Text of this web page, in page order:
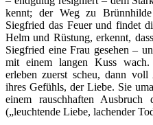
kennt; der Weg zu
Siegfried das Feuer und findet
Helm und Rüstung, erkennt,
Siegfried eine Frau gesehen –
mit einem langen Kuss
erleben zuerst scheu, dann
ihres Gefühls, der Liebe. Sie
einem rauschhaften Ausbruch
(„leuchtende Liebe, lachender